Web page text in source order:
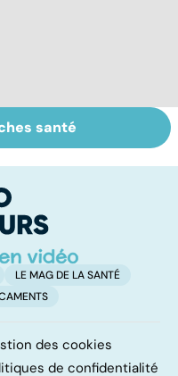
flatulences,
santé
LE MAG DE LA SANTÉ
des cookies
de confidentialité